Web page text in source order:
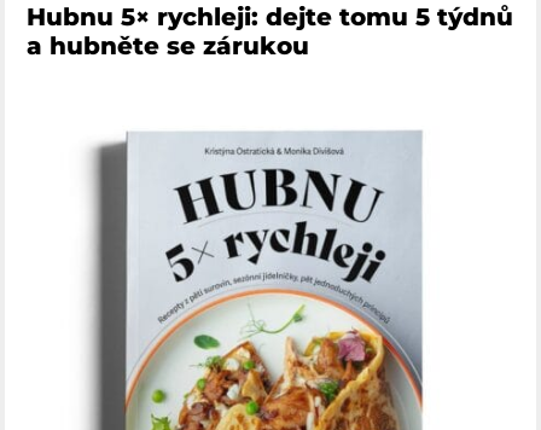
Hubnu 5× rychleji: dejte tomu 5 týdnů
a hubněte se zárukou